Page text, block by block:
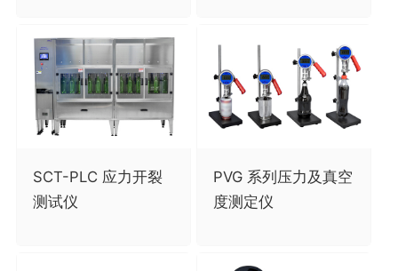
SCT-PLC 应力开裂
测试仪
PVG 系列压力及真空
度测定仪